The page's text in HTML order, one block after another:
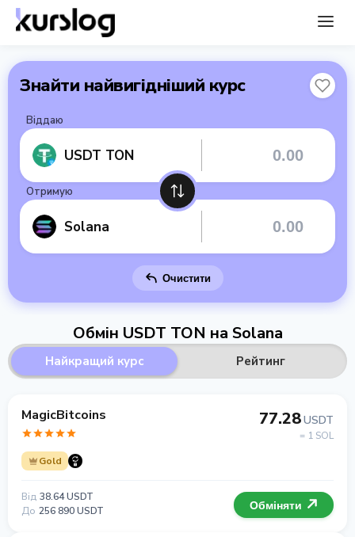
Знайти найвигідніший курс
Віддаю
USDT TON
Отримую
Solana
Очистити
Обмін USDT TON на Solana
Найкращий курс Рейтинг
MagicBitcoins
Gold
77.28USDT
= 1 SOL
Від 38.64 USDT
До 256 890 USDT Обміняти